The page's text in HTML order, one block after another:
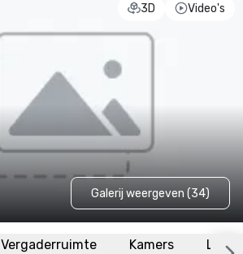
3D Video's
Galerij weergeven (34)
Vergaderruimte Kamers